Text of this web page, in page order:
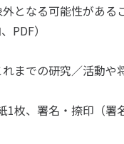
なる可能性があるこ
PDF）
での研究／活動や
1枚、署名・捺印（